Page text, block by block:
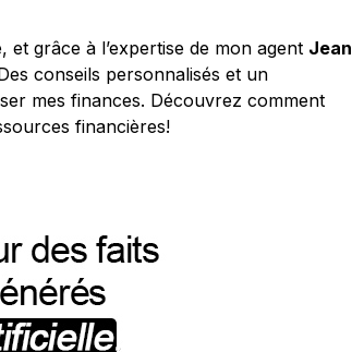
grâce à l’expertise de mon agent Jean
conseils personnalisés et un
mes finances. Découvrez comment
financières!